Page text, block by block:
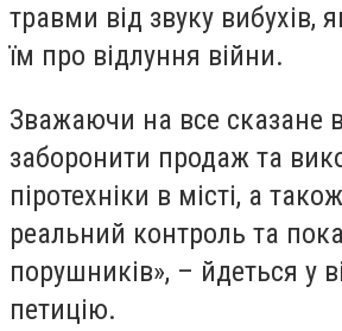
травми від звуку вибухів,
їм про відлуння війни.
Зважаючи на все сказане
заборонити продаж та
піротехніки в місті, а
реальний контроль та
порушників», – йдеться у
петицію.